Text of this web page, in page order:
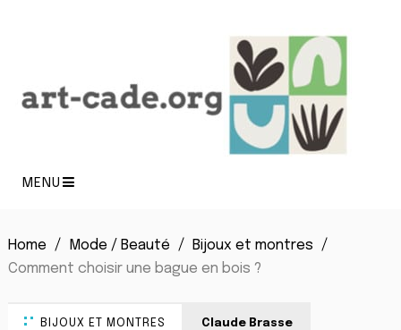
MENU
Home Mode / Beauté
Bijoux et montres
Comment choisir une bague en bois ?
BIJOUX ET MONTRES Claude Brasse